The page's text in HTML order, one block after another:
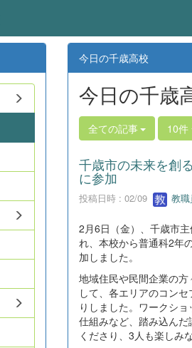
今日の千歳高校
今日の千歳
全ての記事 10件
千歳市の未来を創
に参加
投稿日時 : 02/09 教職
2月6日（金）、千歳市
れ、本校から普通科2年
加しました。
地域住民や民間企業の
して、各エリアのコン
りしました。ワークシ
仕組みなど、踏み込ん
くださり、3人も楽しみ